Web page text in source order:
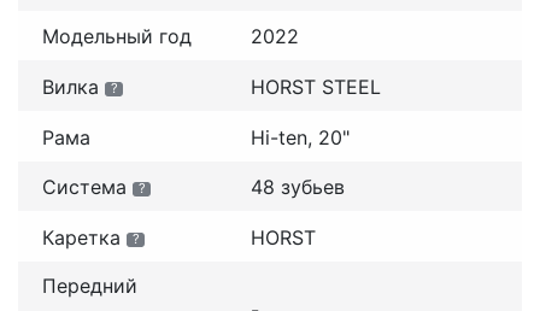
Модельный год 2022
Вилка ? HORST STEEL
Рама Hi-ten, 20"
Система ? 48 зубьев
Каретка ?
HORST
Передний